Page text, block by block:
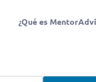
¿Qué es